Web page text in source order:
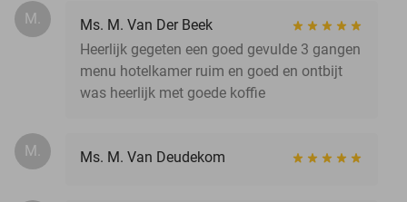
M.
Ms. M. Van Der Beek
Heerlijk gegeten een goed gevulde 3 gangen
menu hotelkamer ruim en goed en ontbijt
was heerlijk met goede koffie
M. Ms. M. Van Deudekom